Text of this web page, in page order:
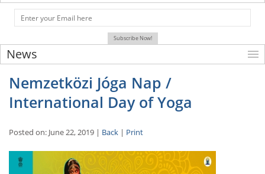
News
Nemzetközi Jóga Nap /
International Day of Yoga
Posted on: June 22, 2019 | Back | Print